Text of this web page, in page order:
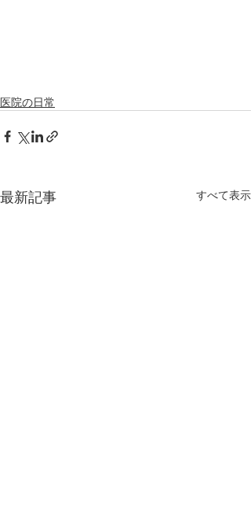
医院の日常
最新記事 すべて表示